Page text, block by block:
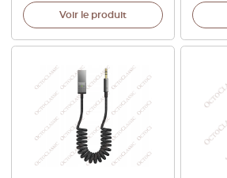
Voir le produit